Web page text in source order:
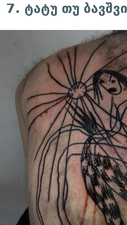
7. ტატუ თუ